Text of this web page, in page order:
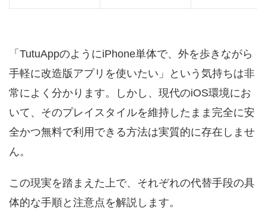
「TutuAppのようにiPhone単体で、外を歩きながら
手軽に改造版アプリを使いたい」という気持ちは非
常によく分かります。しかし、現代のiOS環境にお
いて、そのプレイスタイルを維持したまま完全に安
全かつ無料で利用できる方法は実質的に存在しませ
ん。
この現実を踏まえた上で、それぞれの代替手段の具
体的な手順と注意点を解説します。